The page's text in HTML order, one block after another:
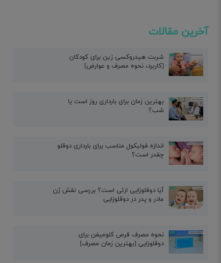
آخرین مقالات
شربت هیدروکسی زین برای کودکان
[کاربرد، نحوه مصرف و عوارض]
بهترین زمان برای بارداری روز است یا
شب؟
اندازه فولیکول مناسب برای بارداری دوقلو
چقدر است؟
آیا دوقلوزایی ارثی است؟ بررسی نقش ژن
مادر و پدر در دوقلوزایی
نحوه مصرف قرص کلومیفن برای
دوقلوزایی [بهترین زمان مصرف]